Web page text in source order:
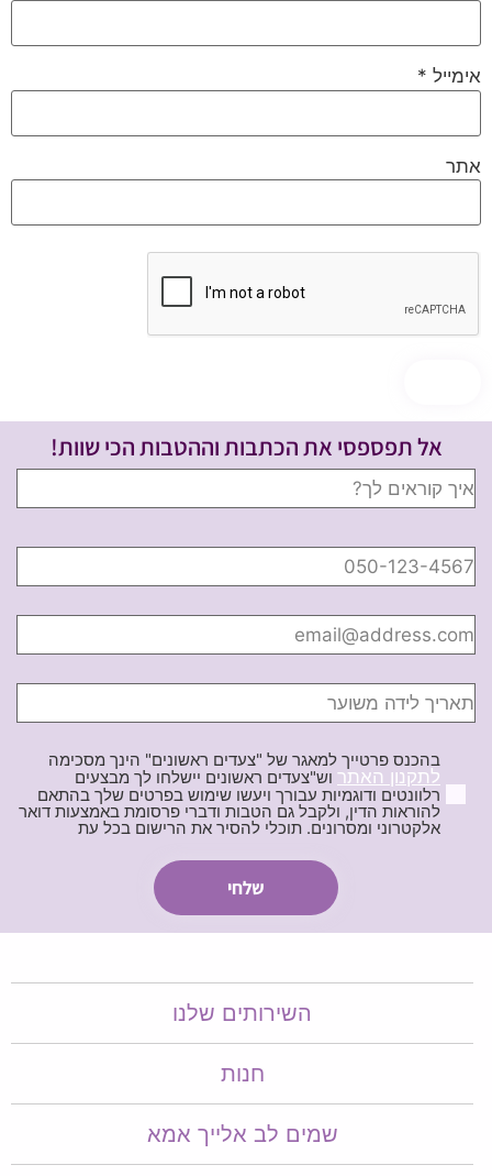
אימייל *
אתר
אל תפספסי את הכתבות וההטבות הכי שוות!
בהכנס פרטייך למאגר של "צעדים ראשונים" הינך מסכימה
לתקנון האתר וש"צעדים ראשונים יישלחו לך מבצעים
רלוונטים ודוגמיות עבורך ויעשו שימוש בפרטים שלך בהתאם
להוראות הדין, ולקבל גם הטבות ודברי פרסומת באמצעות דואר
אלקטרוני ומסרונים. תוכלי להסיר את הרישום בכל עת
השירותים שלנו
חנות
שמים לב אלייך אמא​​